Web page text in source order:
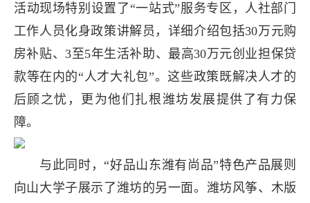
活动现场特别设置了“一站式”服务专区，人社部门
工作人员化身政策讲解员，详细介绍包括30万元购
房补贴、3至5年生活补助、最高30万元创业担保贷
款等在内的“人才大礼包”。这些政策既解决人才的
后顾之忧，更为他们扎根潍坊发展提供了有力保
障。
与此同时，“好品山东潍有尚品”特色产品展则
向山大学子展示了潍坊的另一面。潍坊风筝、木版